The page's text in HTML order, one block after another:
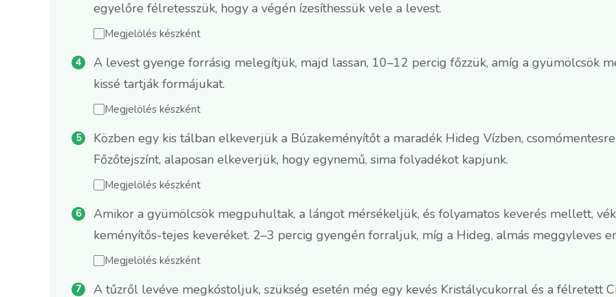
egyelőre félretesszük, hogy a végén ízesíthessük vele a levest.
Megjelölés készként
A levest gyenge forrásig melegítjük, majd lassan, 10–12 percig főzzük, amíg a gyümölcsök
kissé tartják formájukat.
Megjelölés készként
Közben egy kis tálban elkeverjük a Búzakeményítőt a maradék Hideg Vízben,
Főzőtejszínt, alaposan elkeverjük, hogy egynemű, sima folyadékot kapjunk.
Megjelölés készként
Amikor a gyümölcsök megpuhultak, a lángot mérsékeljük, és folyamatos keverés mellett,
keményítős-tejes keveréket. 2–3 percig gyengén forraljuk, míg a Hideg, almás meggyleves
Megjelölés készként
A tűzről levéve megkóstoljuk, szükség esetén még egy kevés Kristálycukorral és a félretett